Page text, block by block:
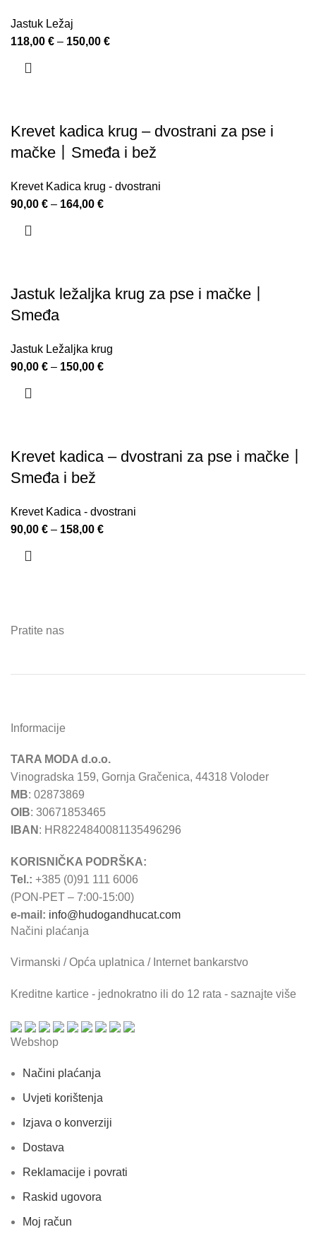
Jastuk Ležaj
118,00 € – 150,00 €
Krevet kadica krug – dvostrani za pse i
mačke丨Smeđa i bež
Krevet Kadica krug - dvostrani
90,00 € – 164,00 €
Jastuk ležaljka krug za pse i mačke丨
Smeđa
Jastuk Ležaljka krug
90,00 € – 150,00 €
Krevet kadica – dvostrani za pse i mačke丨
Smeđa i bež
Krevet Kadica - dvostrani
90,00 € – 158,00 €
Pratite nas
Informacije
TARA MODA d.o.o.
Vinogradska 159, Gornja Gračenica, 44318 Voloder
MB: 02873869
OIB: 30671853465
IBAN : HR8224840081135496296
KORISNIČKA PODRŠKA:
Tel.: +385 (0)91 111 6006
(PON-PET – 7:00-15:00)
e-mail: info@hudogandhucat.com
Načini plaćanja
Virmanski / Opća uplatnica / Internet bankarstvo
Kreditne kartice - jednokratno ili do 12 rata - saznajte više
Webshop
Načini plaćanja
Uvjeti korištenja
Izjava o konverziji
Dostava
Reklamacije i povrati
Raskid ugovora
Moj račun